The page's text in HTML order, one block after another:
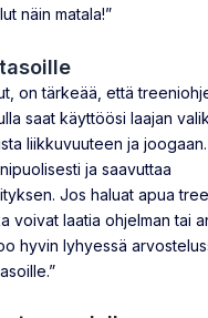
näin matala!”
on tärkeää, että
saat käyttöösi laajan
liikkuvuuteen ja
ja saavuttaa
Jos haluat apua
voivat laatia ohjelman tai
hyvin lyhyessä